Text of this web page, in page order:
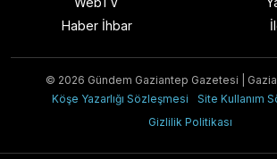
Haber İhbar
© 2026 Gündem Gaziantep Gazetesi |
Köşe Yazarlığı Sözleşmesi
Site Kullanım
Gizlilik Politikası